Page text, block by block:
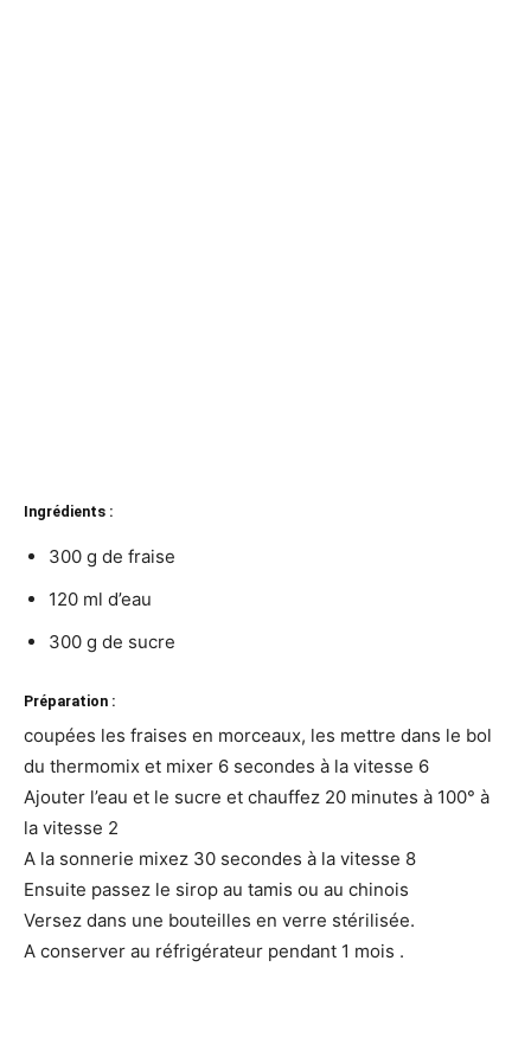
Ingrédients :
300 g de fraise
120 ml d’eau
300 g de sucre
Préparation :
coupées les fraises en morceaux, les mettre dans le bol
du thermomix et mixer 6 secondes à la vitesse 6
Ajouter l’eau et le sucre et chauffez 20 minutes à 100° à
la vitesse 2
A la sonnerie mixez 30 secondes à la vitesse 8
Ensuite passez le sirop au tamis ou au chinois
Versez dans une bouteilles en verre stérilisée.
A conserver au réfrigérateur pendant 1 mois .